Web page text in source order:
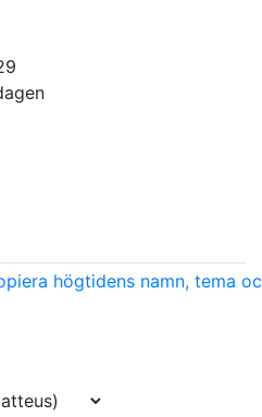
högtidens namn, tema